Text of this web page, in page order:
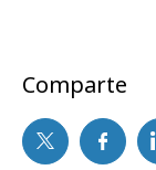
Comparte